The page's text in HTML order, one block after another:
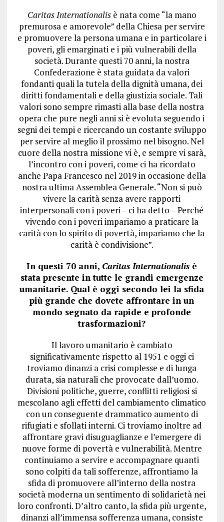
Caritas Internationalisè nata come “la mano
premurosa e amorevole” della Chiesa per servire
e promuovere la persona umana e in particolare i
poveri, gli emarginati e i più vulnerabili della
società. Durante questi 70 anni, la nostra
Confederazione è stata guidata da valori
fondanti quali la tutela della dignità umana, dei
diritti fondamentali e della giustizia sociale. Tali
valori sono sempre rimasti alla base della nostra
opera che pure negli anni si è evoluta seguendo i
segni dei tempi e ricercando un costante sviluppo
per servire al meglio il prossimo nel bisogno. Nel
cuore della nostra missione vi è, e sempre vi sarà,
l’incontro con i poveri, come ci ha ricordato
anche Papa Francesco nel 2019 in occasione della
nostra ultima Assemblea Generale. “Non si può
vivere la carità senza avere rapporti
interpersonali con i poveri – ci ha detto – Perché
vivendo con i poveri impariamo a praticare la
carità con lo spirito di povertà, impariamo che la
carità è condivisione”.
In questi 70 anni, Caritas Internationalis è
stata presente in tutte le grandi emergenze
umanitarie. Qual è oggi secondo lei la sfida
più grande che dovete affrontare in un
mondo segnato da rapide e profonde
trasformazioni?
Il lavoro umanitario è cambiato
significativamente rispetto al 1951 e oggi ci
troviamo dinanzi a crisi complesse e di lunga
durata, sia naturali che provocate dall’uomo.
Divisioni politiche, guerre, conflitti religiosi si
mescolano agli effetti del cambiamento climatico
con un conseguente drammatico aumento di
rifugiati e sfollati interni. Ci troviamo inoltre ad
affrontare gravi disuguaglianze e l’emergere di
nuove forme di povertà e vulnerabilità. Mentre
continuiamo a servire e accompagnare quanti
sono colpiti da tali sofferenze, affrontiamo la
sfida di promuovere all’interno della nostra
società moderna un sentimento di solidarietà nei
loro confronti. D’altro canto, la sfida più urgente,
dinanzi all’immensa sofferenza umana, consiste